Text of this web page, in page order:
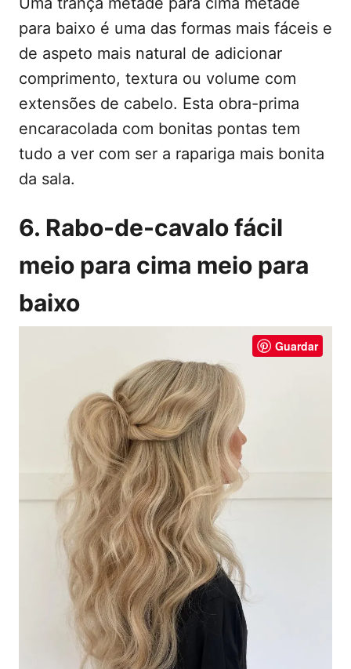
para baixo é uma das formas mais fáceis e
de aspeto mais natural de adicionar
comprimento, textura ou volume com
extensões de cabelo. Esta obra-prima
encaracolada com bonitas pontas tem
tudo a ver com ser a rapariga mais bonita
da sala.
6. Rabo-de-cavalo fácil
meio para cima meio para
baixo
Guardar